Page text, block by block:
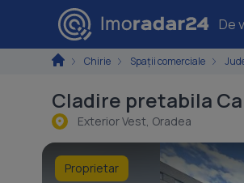
De
Chirie Spaţii comerciale
Cladire pretabila
Exterior Vest, Oradea
Proprietar